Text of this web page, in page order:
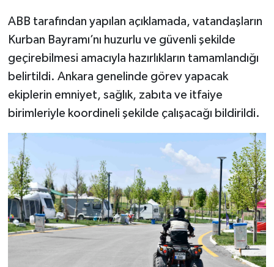
ABB tarafından yapılan açıklamada, vatandaşların
Kurban Bayramı’nı huzurlu ve güvenli şekilde
geçirebilmesi amacıyla hazırlıkların tamamlandığı
belirtildi. Ankara genelinde görev yapacak
ekiplerin emniyet, sağlık, zabıta ve itfaiye
birimleriyle koordineli şekilde çalışacağı bildirildi.